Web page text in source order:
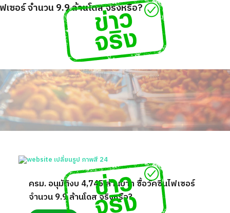
ซอร์ จำนวน 9.9 ล้านโดส จริงหรือ?
ครม. อนุมัติงบ 4,745 ล้านบาท ซื้อวัคซีนไฟเซอร์
จำนวน 9.9 ล้านโดส จริงหรือ?